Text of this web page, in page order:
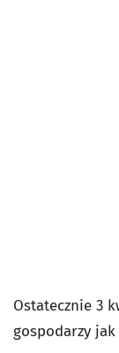
Ostatecznie 3
gospodarzy